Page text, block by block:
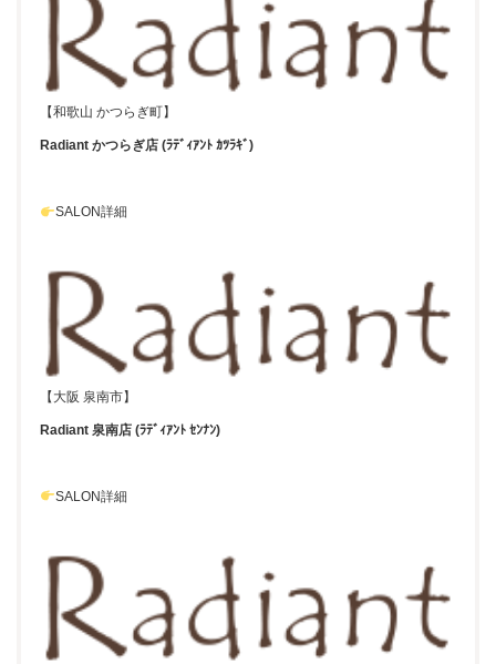
【和歌山 かつらぎ町】
Radiant かつらぎ店 (ﾗﾃﾞｨｱﾝﾄ ｶﾂﾗｷﾞ)
SALON詳細
【大阪 泉南市】
Radiant 泉南店 (ﾗﾃﾞｨｱﾝﾄ ｾﾝﾅﾝ)
SALON詳細